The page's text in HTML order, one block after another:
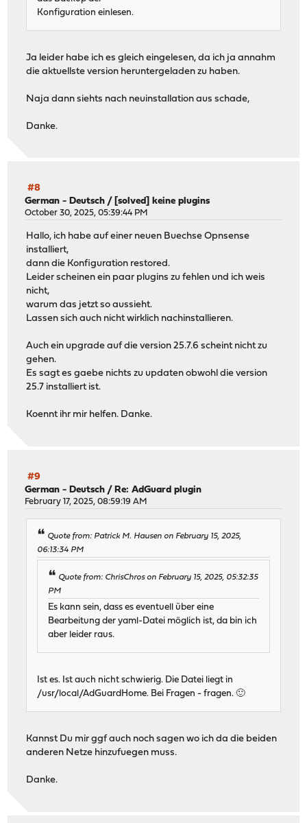
Konfiguration einlesen.
Ja leider habe ich es gleich eingelesen, da ich ja annahm
die aktuellste version heruntergeladen zu haben.
Naja dann siehts nach neuinstallation aus schade,
Danke.
#8
German - Deutsch / [solved] keine plugins
October 30, 2025, 05:39:44 PM
Hallo, ich habe auf einer neuen Buechse Opnsense
installiert,
dann die Konfiguration restored.
Leider scheinen ein paar plugins zu fehlen und ich weis
nicht,
warum das jetzt so aussieht.
Lassen sich auch nicht wirklich nachinstallieren.
Auch ein upgrade auf die version 25.7.6 scheint nicht zu
gehen.
Es sagt es gaebe nichts zu updaten obwohl die version
25.7 installiert ist.
Koennt ihr mir helfen. Danke.
#9
German - Deutsch / Re: AdGuard plugin
February 17, 2025, 08:59:19 AM
Quote from: Patrick M. Hausen on February 15, 2025,
06:13:34 PM
Quote from: ChrisChros on February 15, 2025, 05:32:35
PM
Es kann sein, dass es eventuell über eine
Bearbeitung der yaml-Datei möglich ist, da bin ich
aber leider raus.
Ist es. Ist auch nicht schwierig. Die Datei liegt in
/usr/local/AdGuardHome. Bei Fragen - fragen. 🙂
Kannst Du mir ggf auch noch sagen wo ich da die beiden
anderen Netze hinzufuegen muss.
Danke.